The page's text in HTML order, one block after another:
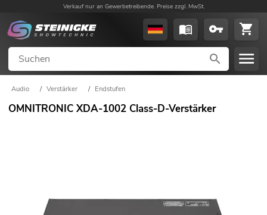
Verkauf nur an Gewerbetreibende. Preise zzgl. MwSt.
Audio / Verstärker / Endstufen
OMNITRONIC XDA-1002 Class-D-Verstärker